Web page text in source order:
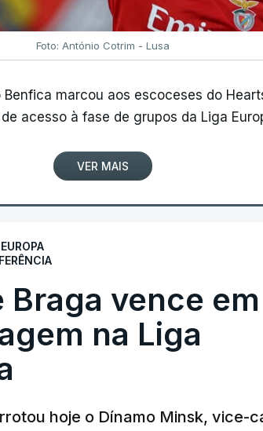
Foto: António Cotrim - Lusa
marcou aos escoceses do
acesso à fase de grupos da Liga
VER MAIS
vence
na Liga
hoje o Dínamo Minsk, vice-